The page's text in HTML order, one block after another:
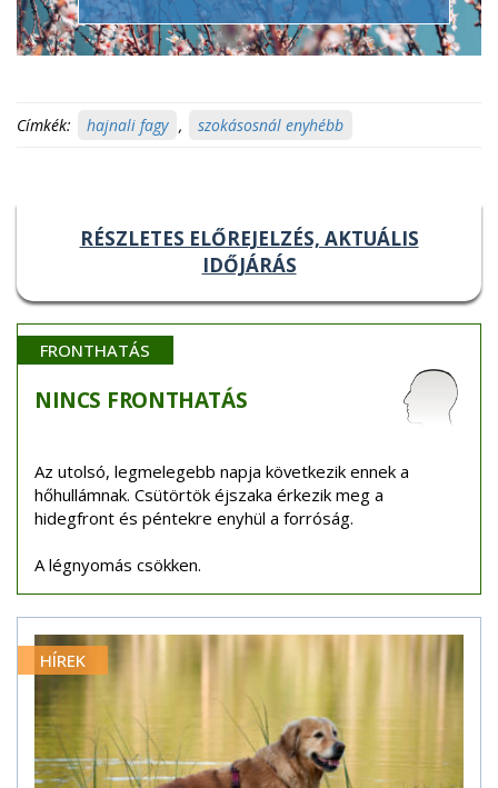
Címkék: hajnali fagy , szokásosnál enyhébb
RÉSZLETES ELŐREJELZÉS, AKTUÁLIS
IDŐJÁRÁS
FRONTHATÁS
NINCS FRONTHATÁS
Az utolsó, legmelegebb napja következik ennek a
hőhullámnak. Csütörtök éjszaka érkezik meg a
hidegfront és péntekre enyhül a forróság.
A légnyomás csökken.
HÍREK